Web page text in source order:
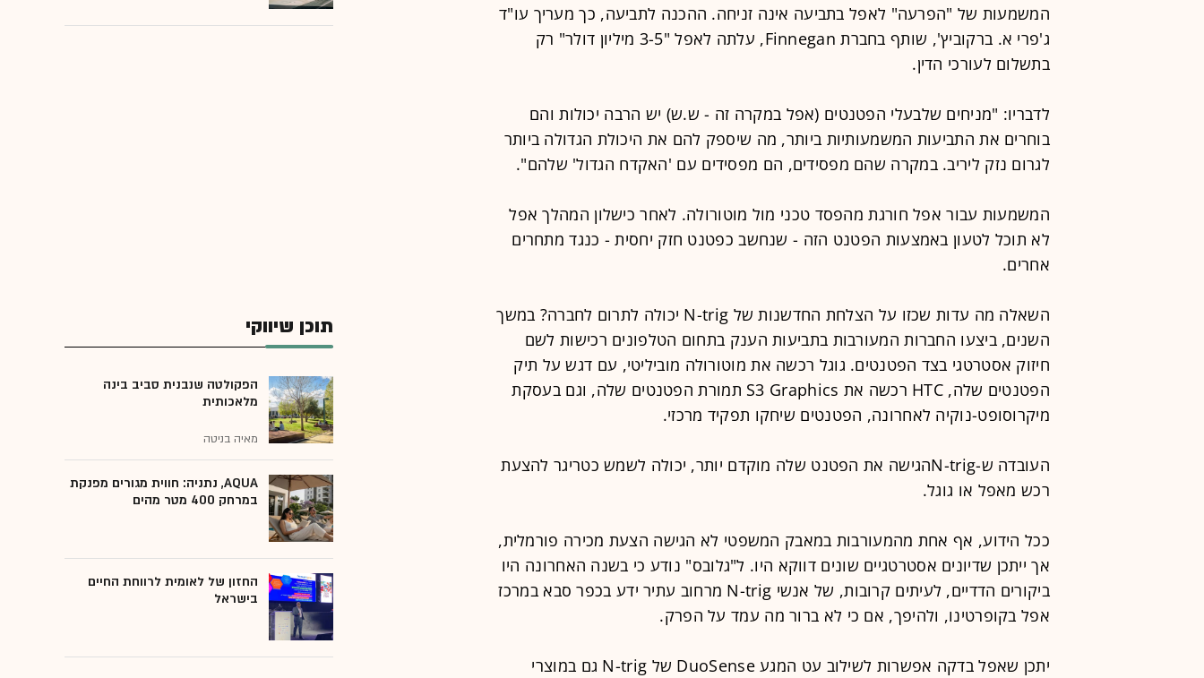
המשמעות של "הפרעה" לאפל בתביעה אינה זניחה. ההכנה לתביעה, כך מעריך עו"ד
ג'פרי א. ברקוביץ', שותף בחברת Finnegan, עלתה לאפל "3-5 מיליון דולר" רק
בתשלום לעורכי הדין.
לדבריו: "מניחים שלבעלי הפטנטים (אפל במקרה זה - ש.ש) יש הרבה יכולות והם
בוחרים את התביעות המשמעותיות ביותר, מה שיספק להם את היכולת הגדולה ביותר
לגרום נזק ליריב. במקרה שהם מפסידים, הם מפסידים עם 'האקדח הגדול' שלהם".
המשמעות עבור אפל חורגת מהפסד טכני מול מוטורולה. לאחר כישלון המהלך אפל
לא תוכל לטעון באמצעות הפטנט הזה - שנחשב כפטנט חזק יחסית - כנגד מתחרים
אחרים.
השאלה מה עדות שכזו על הצלחת החדשנות של N-trig יכולה לתרום לחברה? במשך
השנים, ביצעו החברות המעורבות בתביעות הענק בתחום הטלפונים רכישות לשם
חיזוק אסטרטגי בצד הפטנטים. גוגל רכשה את מוטורולה מוביליטי, עם דגש על תיק
הפטנטים שלה, HTC רכשה את S3 Graphics תמורת הפטנטים שלה, וגם בעסקת
מיקרוסופט-נוקיה לאחרונה, הפטנטים שיחקו תפקיד מרכזי.
העובדה ש-N-trigהגישה את הפטנט שלה מוקדם יותר, יכולה לשמש כטריגר להצעת
רכש מאפל או גוגל.
ככל הידוע, אף אחת מהמעורבות במאבק המשפטי לא הגישה הצעת מכירה פורמלית,
אך ייתכן שדיונים אסטרטגיים שונים דווקא היו. ל"גלובס" נודע כי בשנה האחרונה היו
ביקורים הדדיים, לעיתים קרובות, של אנשי N-trig מרחוב עתיר ידע בכפר סבא במרכז
אפל בקופרטינו, ולהיפך, אם כי לא ברור מה עמד על הפרק.
יתכן שאפל בדקה אפשרות לשילוב עט המגע DuoSense של N-trig גם במוצרי
תוכן שיווקי
הפקולטה שנבנית סביב בינה
מלאכותית
מאיה בניטה
AQUA, נתניה: חווית מגורים מפנקת
במרחק 400 מטר מהים
החזון של לאומית לרווחת החיים
בישראל